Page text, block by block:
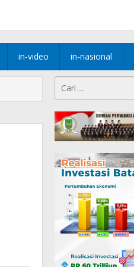
in-video in-nasional
untuk: